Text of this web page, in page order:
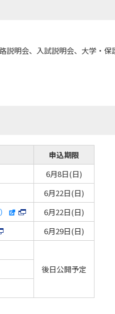
説明会、入試説明会、大学・保
申込期限
6月8日(日)
6月22日(日)
6月22日(日)
6月29日(日)
後日公開予定